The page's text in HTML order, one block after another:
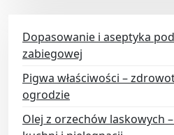
Dopasowanie i aseptyka
zabiegowej
Pigwa właściwości –
ogrodzie
Olej z orzechów laskowych